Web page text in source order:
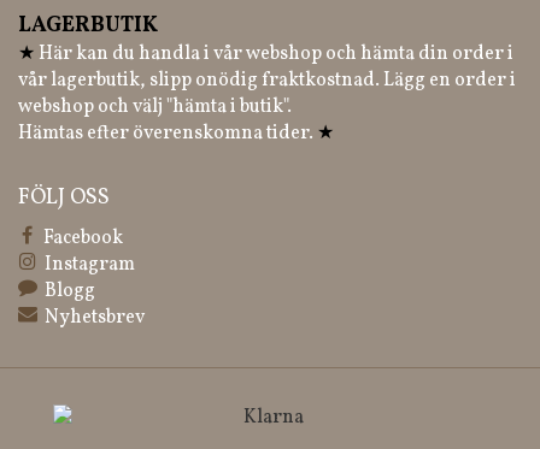
LAGERBUTIK
★ Här kan du handla i vår webshop och hämta din order i
vår lagerbutik, slipp onödig fraktkostnad. Lägg en order i
webshop och välj "hämta i butik".
Hämtas efter överenskomna tider. ★
FÖLJ OSS
Facebook
Instagram
Blogg
Nyhetsbrev